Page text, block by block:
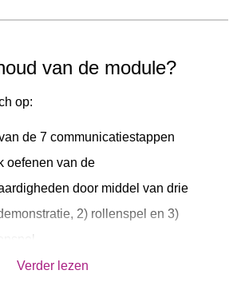
van de module?
op:
de 7 communicatiestappen
oefenen van de
door middel van drie
2) rollenspel en 3)
Verder lezen